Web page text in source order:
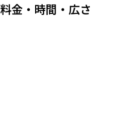
料金・時間・広さ